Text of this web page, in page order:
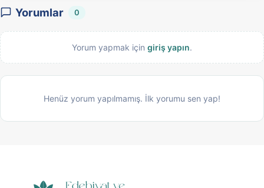
Yorumlar 0
Yorum yapmak için giriş yapın.
Henüz yorum yapılmamış. İlk yorumu sen yap!